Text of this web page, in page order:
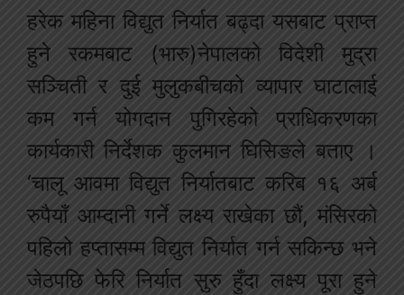
हरेक महिना विद्युत निर्यात बढ्दा यसबाट प्राप्त
हुने रकमबाट (भारु)नेपालको विदेशी मुद्रा
सञ्चिती र दुई मुलुकबीचको व्यापार घाटालाई
कम गर्न योगदान पुगिरहेको प्राधिकरणका
कार्यकारी निर्देशक कुलमान घिसिङले बताए ।
‘चालू आवमा विद्युत निर्यातबाट करिब १६ अर्ब
रुपैयाँ आम्दानी गर्ने लक्ष्य राखेका छौं, मंसिरको
पहिलो हप्तासम्म विद्युत निर्यात गर्न सकिन्छ भने
जेठपछि फेरि निर्यात सुरु हुँदा लक्ष्य पूरा हुने